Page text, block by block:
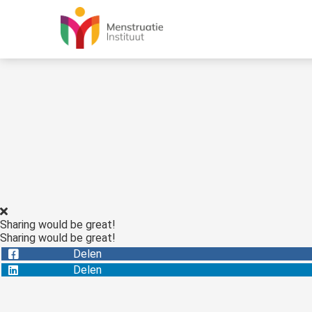
Sharing would be great!
Sharing would be great!
Delen
Delen